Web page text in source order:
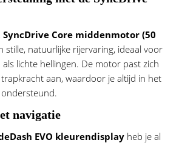
SyncDrive Core middenmotor (50
stille, natuurlijke rijervaring, ideaal voor
als lichte hellingen. De motor past zich
aan, waardoor je altijd in het
navigatie
EVO kleurendisplay heb je al